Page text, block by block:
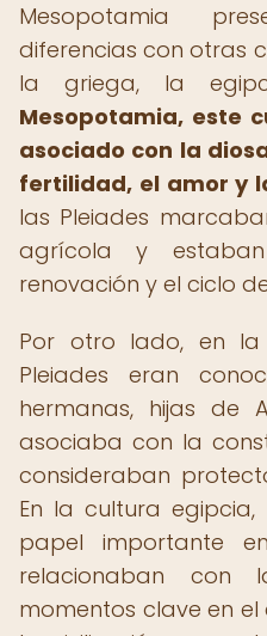
Mesopotamia
diferencias con otras
la griega, la
Mesopotamia, este
asociado con la
fertilidad, el amor y
las Pleiades
agrícola y
renovación y el ciclo
Por otro lado, en
Pleiades eran
hermanas, hijas de
asociaba con la
consideraban
En la cultura
papel importante
relacionaban con
momentos clave en